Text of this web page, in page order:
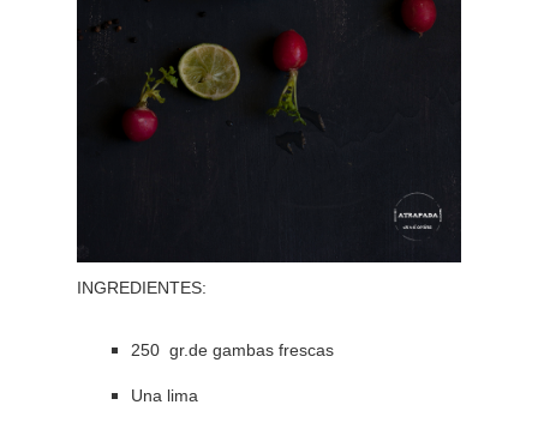
INGREDIENTES:
250 gr.de gambas frescas
Una lima